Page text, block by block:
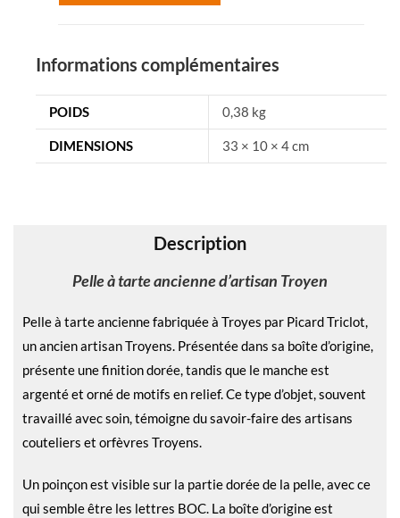
n
a
t
:
Informations complémentaires
POIDS 0,38 kg
DIMENSIONS 33 × 10 × 4 cm
Description
Pelle à tarte ancienne d’artisan Troyen
Pelle à tarte ancienne fabriquée à Troyes par Picard Triclot,
un ancien artisan Troyens. Présentée dans sa boîte d’origine,
présente une finition dorée, tandis que le manche est
argenté et orné de motifs en relief. Ce type d’objet, souvent
travaillé avec soin, témoigne du savoir-faire des artisans
couteliers et orfèvres Troyens.
Un poinçon est visible sur la partie dorée de la pelle, avec ce
qui semble être les lettres BOC. La boîte d’origine est